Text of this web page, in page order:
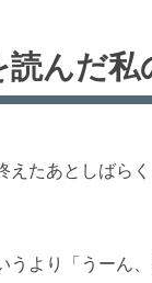
読んだ
えたあとしばら
うより「うーん